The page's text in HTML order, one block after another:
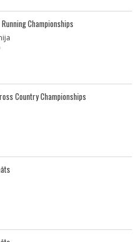
Championships
Country Championships